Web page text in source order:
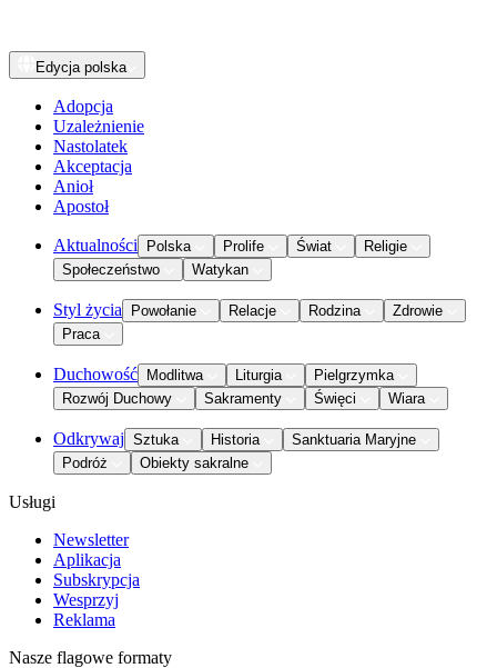
Edycja polska
Adopcja
Uzależnienie
Nastolatek
Akceptacja
Anioł
Apostoł
Aktualności Polska Prolife Świat
Religie
Społeczeństwo
Watykan
Styl życia Powołanie Relacje Rodzina
Zdrowie
Praca
Duchowość Modlitwa Liturgia
Pielgrzymka
Rozwój Duchowy
Sakramenty Święci Wiara
Odkrywaj Sztuka Historia
Sanktuaria Maryjne
Podróż
Obiekty sakralne
Usługi
Newsletter
Aplikacja
Subskrypcja
Wesprzyj
Reklama
Nasze flagowe formaty